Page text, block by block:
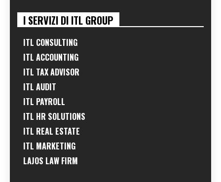
I SERVIZI DI ITL GROUP
ITL CONSULTING
ITL ACCOUNTING
ITL TAX ADVISOR
ITL AUDIT
ITL PAYROLL
ITL HR SOLUTIONS
ITL REAL ESTATE
ITL MARKETING
LAJOS LAW FIRM